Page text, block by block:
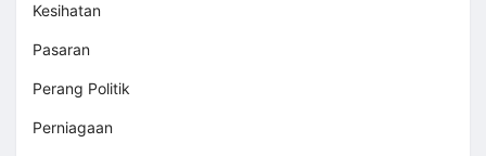
Kesihatan
Pasaran
Perang Politik
Perniagaan